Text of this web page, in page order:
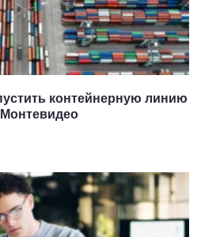
контейнерную линию